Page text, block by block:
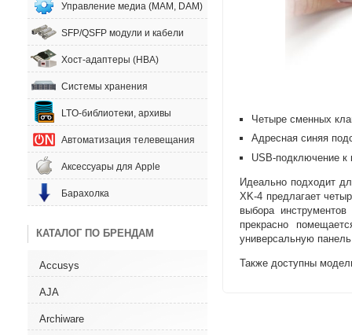
Управление медиа (MAM, DAM)
SFP/QSFP модули и кабели
Хост-адаптеры (HBA)
Системы хранения
LTO-библиотеки, архивы
Автоматизация телевещания
Аксессуары для Apple
Барахолка
КАТАЛОГ ПО БРЕНДАМ
Accusys
AJA
Archiware
Четыре сменных
Адресная синяя
USB-подключение к
Идеально подходит
XK-4 предлагает
выбора
прекрасно
универсальную
Также доступны